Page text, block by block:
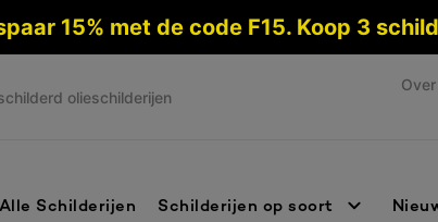
15% met de code F15. Koop 3
olieschilderijen
Alle Schilderijen Schilderijen op soort